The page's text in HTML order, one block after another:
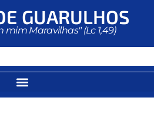
GUARULHOS
mim Maravilhas" (Lc 1,49)